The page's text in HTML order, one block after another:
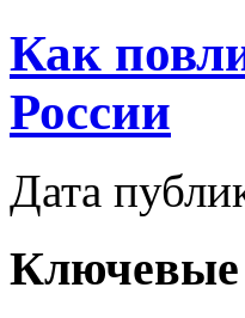
Как
России
Дата
Ключевые